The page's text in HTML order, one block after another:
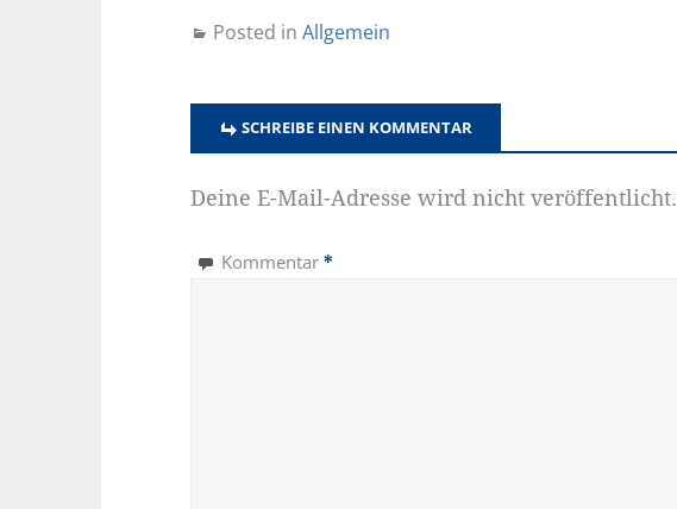
Posted in Allgemein
SCHREIBE EINEN KOMMENTAR
Deine E-Mail-Adresse wird nicht veröffentlicht.
Kommentar *